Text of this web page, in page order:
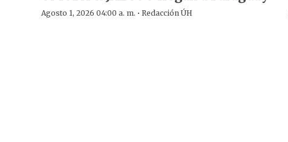
Agosto 1, 2026 04:00 a. m. · Redacción ÚH